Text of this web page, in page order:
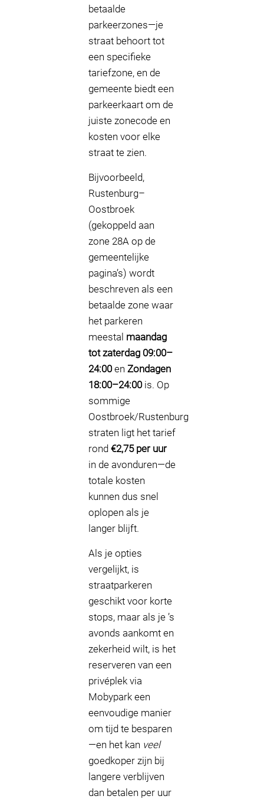
betaalde
parkeerzones—je
straat behoort tot
een specifieke
tariefzone, en de
gemeente biedt een
parkeerkaart om de
juiste zonecode en
kosten voor elke
straat te zien.
Bijvoorbeeld,
Rustenburg–
Oostbroek
(gekoppeld aan
zone 28A op de
gemeentelijke
pagina’s) wordt
beschreven als een
betaalde zone waar
het parkeren
meestal maandag
tot zaterdag 09:00–
24:00en Zondagen
18:00–24:00is. Op
sommige
Oostbroek/Rustenburg
straten ligt het tarief
rond €2,75 per uur
in de avonduren—de
totale kosten
kunnen dus snel
oplopen als je
langer blijft.
Als je opties
vergelijkt, is
straatparkeren
geschikt voor korte
stops, maar als je ’s
avonds aankomt en
zekerheid wilt, is het
reserveren van een
privéplek via
Mobypark een
eenvoudige manier
om tijd te besparen
—en het kan veel
goedkoper zijn bij
langere verblijven
dan betalen per uur